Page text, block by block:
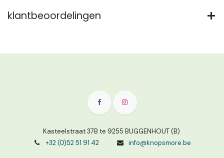
klantbeoordelingen
Kasteelstraat 37B te 9255 BUGGENHOUT (B)
+32 (0)52 51 91 42
info@knopsmore.be